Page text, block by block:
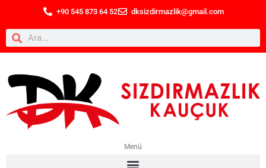
+90 545 873 64 52 dksizdirmazlik@gmail.com
Menü